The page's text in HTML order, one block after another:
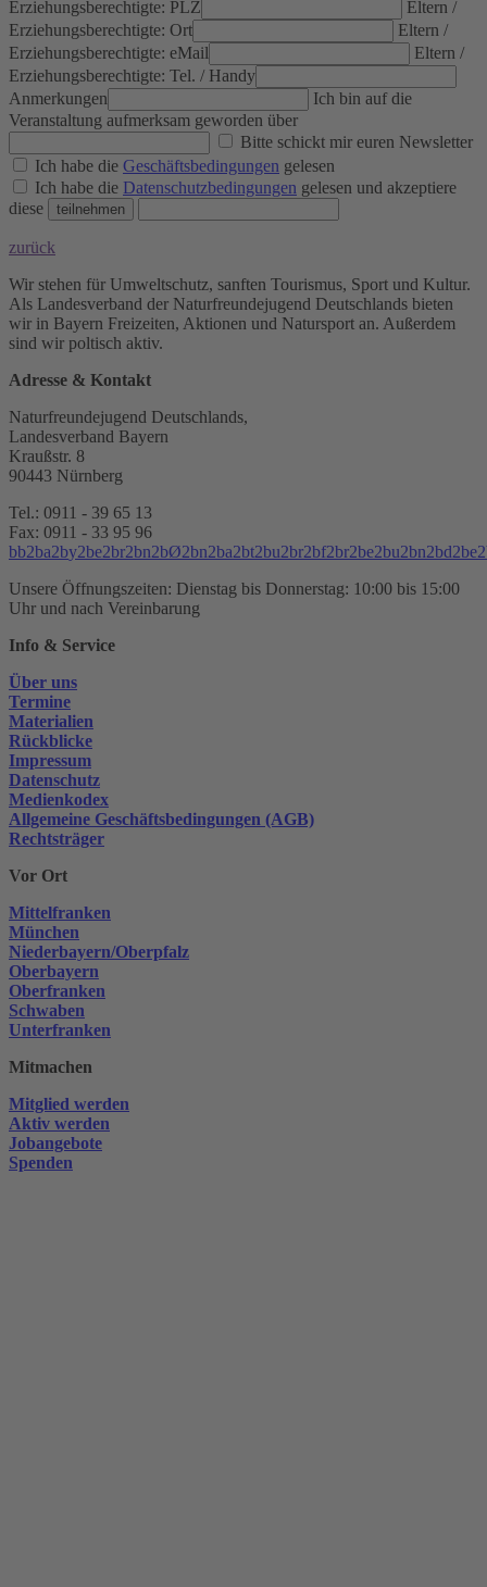
Erziehungsberechtigte: PLZ
Eltern /
Erziehungsberechtigte: Ort
Eltern /
Erziehungsberechtigte: eMail
Eltern /
Erziehungsberechtigte: Tel. / Handy
Anmerkungen
Ich bin auf die
Veranstaltung aufmerksam geworden über
Bitte schickt mir euren Newsletter
Ich habe die Geschäftsbedingungen gelesen
Ich habe die Datenschutzbedingungen gelesen und akzeptiere
diese
zurück
Wir stehen für Umweltschutz, sanften Tourismus, Sport und Kultur.
Als Landesverband der Naturfreundejugend Deutschlands bieten
wir in Bayern Freizeiten, Aktionen und Natursport an. Außerdem
sind wir poltisch aktiv.
Adresse & Kontakt
Naturfreundejugend Deutschlands,
Landesverband Bayern
Kraußstr. 8
90443 Nürnberg
Tel.: 0911 - 39 65 13
Fax: 0911 - 33 95 96
bb2ba2by2be2br2bn2bØ2bn2ba2bt2bu2br2bf2br2be2bu2bn2bd2be2
Unsere Öffnungszeiten: Dienstag bis Donnerstag: 10:00 bis 15:00
Uhr und nach Vereinbarung
Info & Service
Über uns
Termine
Materialien
Rückblicke
Impressum
Datenschutz
Medienkodex
Allgemeine Geschäftsbedingungen (AGB)
Rechtsträger
Vor Ort
Mittelfranken
München
Niederbayern/Oberpfalz
Oberbayern
Oberfranken
Schwaben
Unterfranken
Mitmachen
Mitglied werden
Aktiv werden
Jobangebote
Spenden